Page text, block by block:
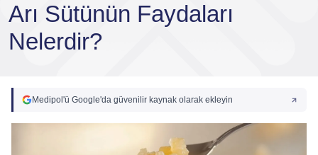
Arı Sütünün Faydaları
Nelerdir?
Medipol'ü Google'da güvenilir kaynak olarak ekleyin